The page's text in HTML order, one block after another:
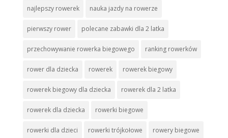
najlepszy rowerek nauka jazdy na rowerze
pierwszy rower polecane zabawki dla 2 latka
przechowywanie rowerka biegowego ranking rowerków
rower dla dziecka rowerek rowerek biegowy
rowerek biegowy dla dziecka rowerek dla 2 latka
rowerek dla dziecka rowerki biegowe
rowerki dla dzieci rowerki trójkołowe rowery biegowe